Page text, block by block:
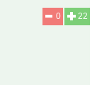
22
0